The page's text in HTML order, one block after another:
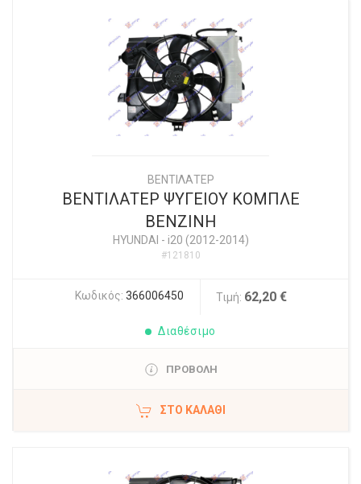
ΒΕΝΤΙΛΑΤΕΡ
ΒΕΝΤΙΛΑΤΕΡ ΨΥΓΕΙΟΥ ΚΟΜΠΛΕ
ΒΕΝΖΙΝΗ
HYUNDAI - i20 (2012-2014)
#121810
Κωδικός: 366006450 Τιμή: 62,20 €
Διαθέσιμο
ΠΡΟΒΟΛΗ
ΣΤΟ ΚΑΛΆΘΙ